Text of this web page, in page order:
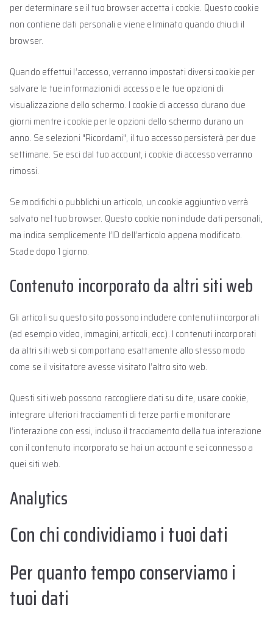
per determinare se il tuo browser accetta i cookie. Questo cookie
non contiene dati personali e viene eliminato quando chiudi il
browser.
Quando effettui l’accesso, verranno impostati diversi cookie per
salvare le tue informazioni di accesso e le tue opzioni di
visualizzazione dello schermo. I cookie di accesso durano due
giorni mentre i cookie per le opzioni dello schermo durano un
anno. Se selezioni "Ricordami", il tuo accesso persisterà per due
settimane. Se esci dal tuo account, i cookie di accesso verranno
rimossi.
Se modifichi o pubblichi un articolo, un cookie aggiuntivo verrà
salvato nel tuo browser. Questo cookie non include dati personali,
ma indica semplicemente l’ID dell’articolo appena modificato.
Scade dopo 1 giorno.
Contenuto incorporato da altri siti web
Gli articoli su questo sito possono includere contenuti incorporati
(ad esempio video, immagini, articoli, ecc.). I contenuti incorporati
da altri siti web si comportano esattamente allo stesso modo
come se il visitatore avesse visitato l’altro sito web.
Questi siti web possono raccogliere dati su di te, usare cookie,
integrare ulteriori tracciamenti di terze parti e monitorare
l’interazione con essi, incluso il tracciamento della tua interazione
con il contenuto incorporato se hai un account e sei connesso a
quei siti web.
Analytics
Con chi condividiamo i tuoi dati
Per quanto tempo conserviamo i
tuoi dati